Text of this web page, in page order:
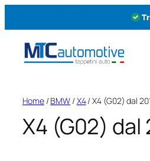
Home/BMW /X4/ X4 (G02) dal
X4 (G02) dal